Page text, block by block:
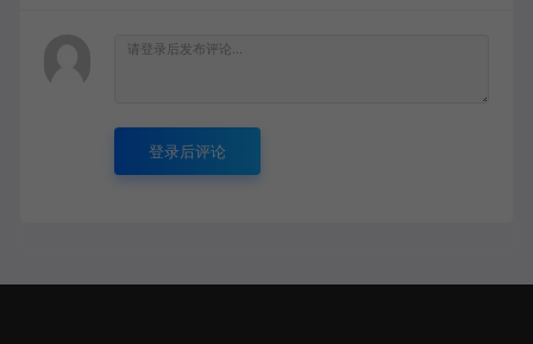
登录后评论